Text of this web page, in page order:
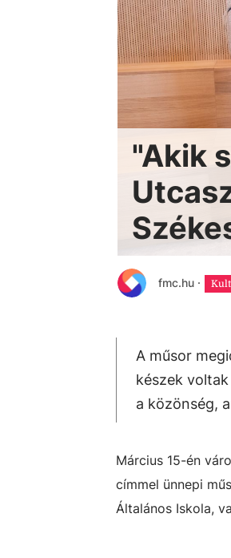
"Akik
fmc.hu · Kult
A műsor
készek
a közönség,
Március 15-én
címmel ünnepi
Általános Iskola,